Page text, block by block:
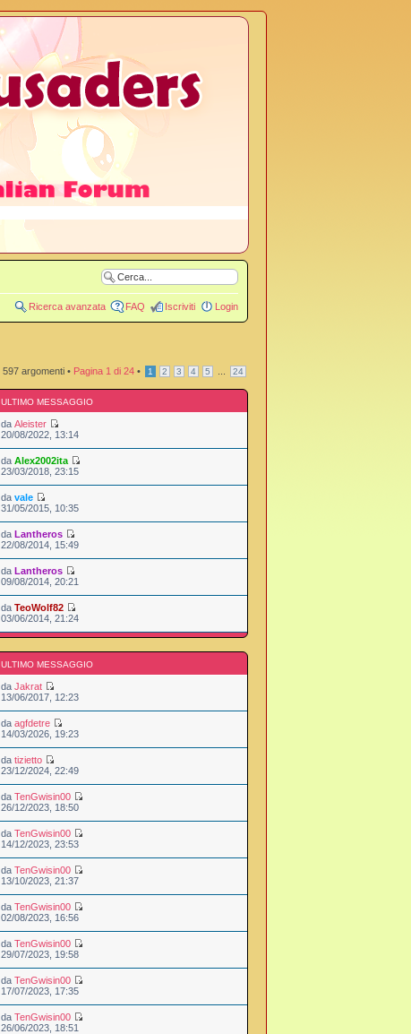
Ricerca avanzata FAQ Iscriviti Login
597 argomenti • Pagina 1 di 24 • 1 2 3 4 5 24
ULTIMO MESSAGGIO
daAleister
20/08/2022, 13:14
daAlex2002ita
23/03/2018, 23:15
davale
31/05/2015, 10:35
daLantheros
22/08/2014, 15:49
daLantheros
09/08/2014, 20:21
daTeoWolf82
03/06/2014, 21:24
ULTIMO MESSAGGIO
daJakrat
13/06/2017, 12:23
daagfdetre
14/03/2026, 19:23
datizietto
23/12/2024, 22:49
daTenGwisin00
26/12/2023, 18:50
daTenGwisin00
14/12/2023, 23:53
daTenGwisin00
13/10/2023, 21:37
daTenGwisin00
02/08/2023, 16:56
daTenGwisin00
29/07/2023, 19:58
daTenGwisin00
17/07/2023, 17:35
daTenGwisin00
26/06/2023, 18:51